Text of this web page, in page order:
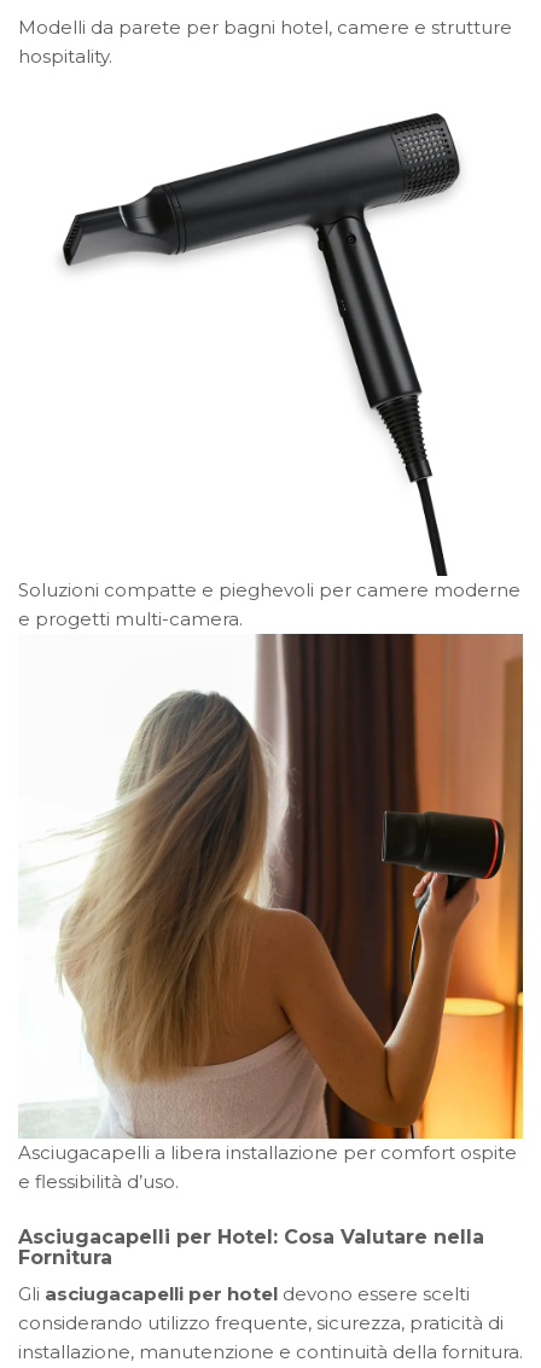
Modelli da parete per bagni hotel, camere e strutture
hospitality.
Soluzioni compatte e pieghevoli per camere moderne
e progetti multi-camera.
Asciugacapelli a libera installazione per comfort ospite
e flessibilità d’uso.
Asciugacapelli per Hotel: Cosa Valutare nella
Fornitura
Gli asciugacapelli per hotel devono essere scelti
considerando utilizzo frequente, sicurezza, praticità di
installazione, manutenzione e continuità della fornitura.